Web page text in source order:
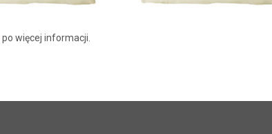
po więcej informacji.